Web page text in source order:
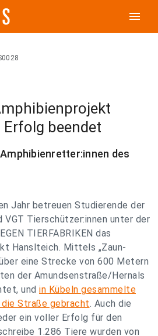
menu
beendet
des
Jahr betreuen Studierende der
VGT Tierschützer:innen unter der
TIERFABRIKEN das
Hanslteich. Mittels „Zaun-
eine Strecke von 600 Metern
der Amundsenstraße/Hernals
und in Kübeln gesammelte
Straße gebracht. Auch die
ein voller Erfolg für den
1.286 Tiere wurden von